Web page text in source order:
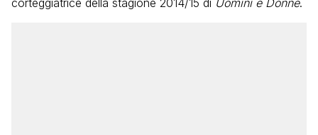
corteggiatrice della stagione 2014/15 di Uomini e Donne.